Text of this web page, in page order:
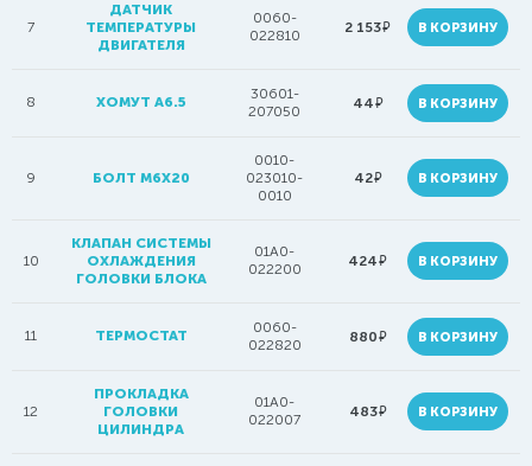
7
ДАТЧИК
ТЕМПЕРАТУРЫ
ДВИГАТЕЛЯ
0060-
022810
2 153руб. В КОРЗИНУ
8 ХОМУТ A6.5
30601-
207050
44руб. В КОРЗИНУ
9 БОЛТ M6X20
0010-
023010-
0010
42руб. В КОРЗИНУ
10
КЛАПАН СИСТЕМЫ
ОХЛАЖДЕНИЯ
ГОЛОВКИ БЛОКА
01A0-
022200
424руб. В КОРЗИНУ
11 ТЕРМОСТАТ
0060-
022820
880руб. В КОРЗИНУ
12
ПРОКЛАДКА
ГОЛОВКИ
ЦИЛИНДРА
01A0-
022007
483руб. В КОРЗИНУ